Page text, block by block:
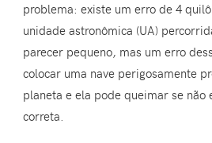
problema: existe um erro de 4
unidade astronômica (UA)
parecer pequeno, mas um erro
colocar uma nave perigosamente
planeta e ela pode queimar se não
correta.